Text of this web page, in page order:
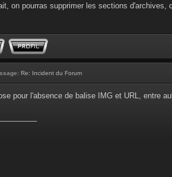
on pourras supprimer les sections d'archives,
Re: Incident du Forum
pour l'absence de balise IMG et URL, entre